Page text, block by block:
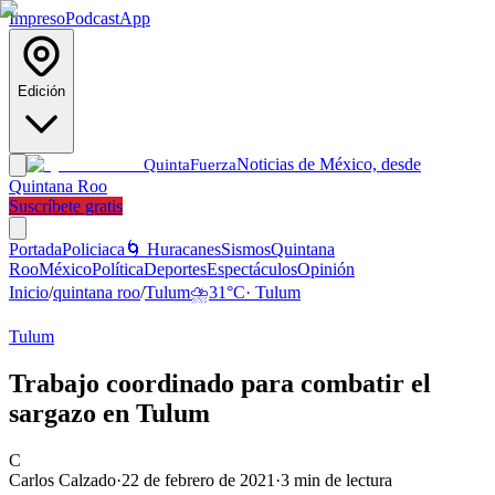
ImpresoPodcastApp
Edición
QuintaFuerzaNoticias de México, desde
Quintana Roo
Suscríbete gratis
PortadaPoliciaca 🌀 HuracanesSismosQuintana
RooMéxicoPolíticaDeportesEspectáculosOpinión
Inicio/quintana roo/Tulum⛈️31°C· Tulum
Tulum
Trabajo coordinado para combatir el
sargazo en Tulum
C
Carlos Calzado·22 de febrero de 2021 ·3 min de lectura